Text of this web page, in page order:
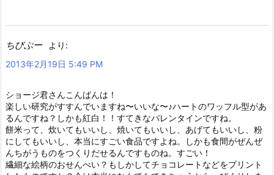
ちびぶー
より:
2013年2月19日 5:49 PM
ショージ君さんこんばんは！
楽しい研究がすすんでいますね〜いいな〜♪ハートのワッフル型があ
るんですね？しかも紅白！！すてきなバレンタインですね。
餅米って、炊いてもいいし、焼いてもいいし、あげてもいいし、粉
にしてもいいし、本当にすごい食品ですよね。しかも食間がぜんぜ
んちがうものをつくりだせるんですものね。すごい！
繊細な絵柄のおせんべい？もしかしてチョコレートなどをプリント